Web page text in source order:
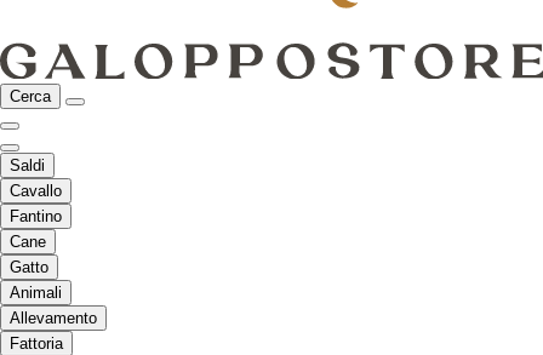
Cerca
Saldi
Cavallo
Fantino
Cane
Gatto
Animali
Allevamento
Fattoria